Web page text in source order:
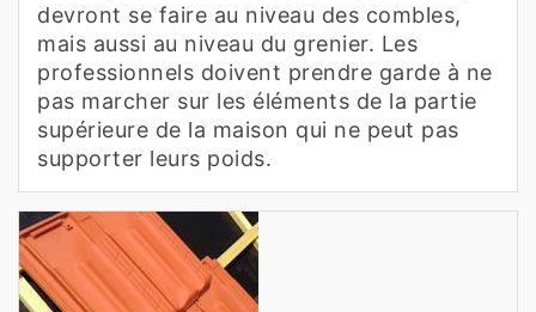
devront se faire au niveau des combles,
mais aussi au niveau du grenier. Les
professionnels doivent prendre garde à ne
pas marcher sur les éléments de la partie
supérieure de la maison qui ne peut pas
supporter leurs poids.